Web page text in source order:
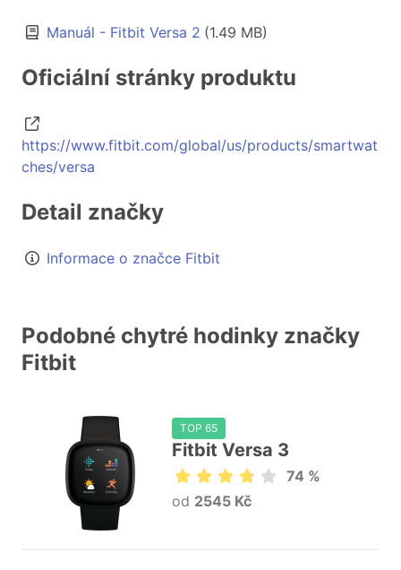
Manuál - Fitbit Versa 2 (1.49 MB)
Oficiální stránky produktu
https://www.fitbit.com/global/us/products/smartwat
ches/versa
Detail značky
Informace o značce Fitbit
Podobné chytré hodinky značky
Fitbit
TOP 65
Fitbit Versa 3
74 %
od 2545 Kč